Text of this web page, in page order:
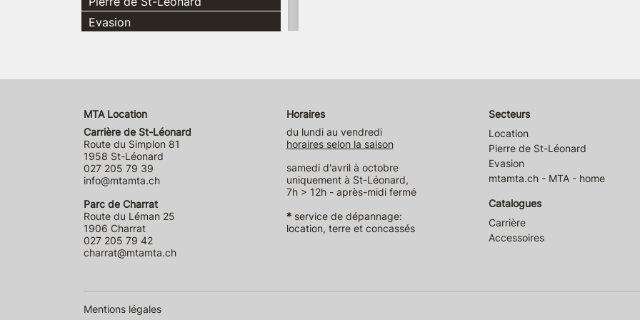
Evasion
MTA Location
Carrière de St-Léonard
Route du Simplon 81
1958 St-Léonard
027 205 79 39
info@mtamta.ch
Parc de Charrat
Route du Léman 25
1906 Charrat
027 205 79 42
charrat@mtamta.ch
Horaires
du lundi au vendredi
horaires selon la saison
samedi d'avril à octobre
uniquement à St-Léonard,
7h > 12h - après-midi fermé
*service de dépannage:
location, terre et concassés
Secteurs
Location
Pierre de St-Léonard
Evasion
mtamta.ch - MTA - home
Catalogues
Carrière
Accessoires
Mentions légales